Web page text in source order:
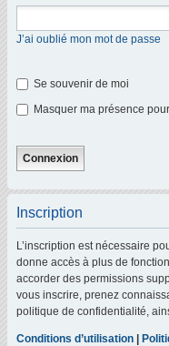
J’ai oublié mon mot de passe
Se souvenir de moi
Masquer ma présence
Inscription
L’inscription est nécessaire
donne accès à plus de
accorder des permissions
vous inscrire, prenez
politique de confidentialité,
Conditions d’utilisation